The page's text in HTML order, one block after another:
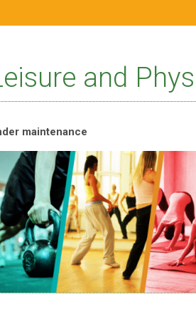
and
maintenance